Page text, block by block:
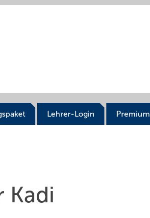
Lehrer-Login Premium
Kadi